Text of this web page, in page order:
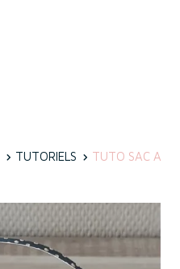
TUTORIELS
TUTO SAC A